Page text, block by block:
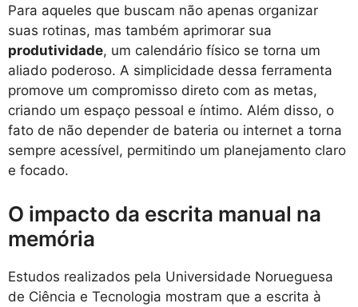
Para aqueles que buscam não apenas organizar
suas rotinas, mas também aprimorar sua
produtividade, um calendário físico se torna um
aliado poderoso. A simplicidade dessa ferramenta
promove um compromisso direto com as metas,
criando um espaço pessoal e íntimo. Além disso, o
fato de não depender de bateria ou internet a torna
sempre acessível, permitindo um planejamento claro
e focado.
O impacto da escrita manual na
memória
Estudos realizados pela Universidade Norueguesa
de Ciência e Tecnologia mostram que a escrita à